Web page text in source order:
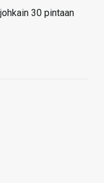
30 pintaan